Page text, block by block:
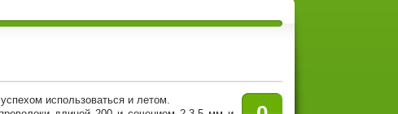
использоваться и летом.